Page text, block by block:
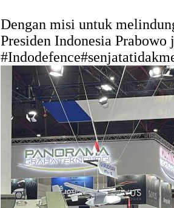
Dengan misi untuk
Presiden Indonesia